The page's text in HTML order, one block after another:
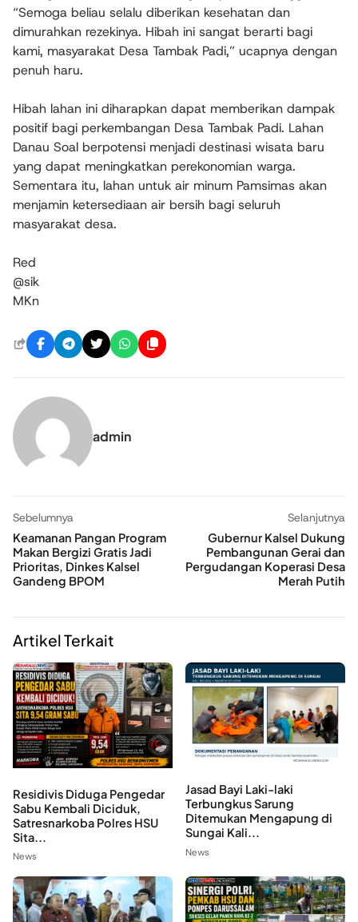
“Semoga beliau selalu diberikan kesehatan dan
dimurahkan rezekinya. Hibah ini sangat berarti bagi
kami, masyarakat Desa Tambak Padi,” ucapnya dengan
penuh haru.
Hibah lahan ini diharapkan dapat memberikan dampak
positif bagi perkembangan Desa Tambak Padi. Lahan
Danau Soal berpotensi menjadi destinasi wisata baru
yang dapat meningkatkan perekonomian warga.
Sementara itu, lahan untuk air minum Pamsimas akan
menjamin ketersediaan air bersih bagi seluruh
masyarakat desa.
Red
@sik
MKn
admin
Sebelumnya
Keamanan Pangan Program
Makan Bergizi Gratis Jadi
Prioritas, Dinkes Kalsel
Gandeng BPOM
Selanjutnya
Gubernur Kalsel Dukung
Pembangunan Gerai dan
Pergudangan Koperasi Desa
Merah Putih
Artikel Terkait
Residivis Diduga Pengedar
Sabu Kembali Diciduk,
Satresnarkoba Polres HSU
Sita...
News
Jasad Bayi Laki-laki
Terbungkus Sarung
Ditemukan Mengapung di
Sungai Kali...
News